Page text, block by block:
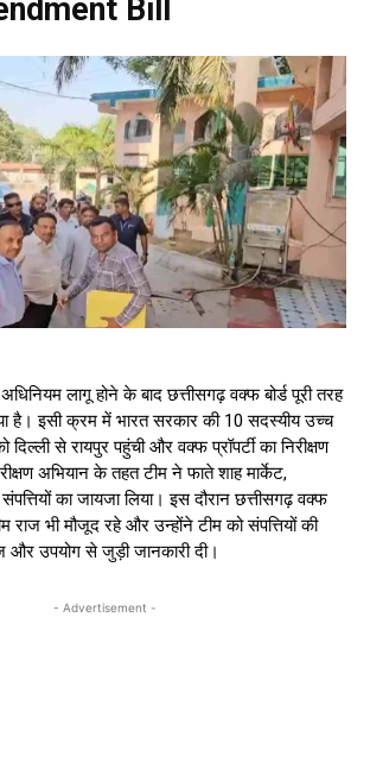
Bill
लागू होने के बाद छत्तीसगढ़ वक्फ बोर्ड पूरी तरह
है। इसी क्रम में भारत सरकार की 10 सदस्यीय उच्च
दिल्ली से रायपुर पहुंची और वक्फ प्रॉपर्टी का निरीक्षण
अभियान के तहत टीम ने फाते शाह मार्केट,
का जायजा लिया। इस दौरान छत्तीसगढ़ वक्फ
राज भी मौजूद रहे और उन्होंने टीम को संपत्तियों की
और उपयोग से जुड़ी जानकारी दी।
- Advertisement -